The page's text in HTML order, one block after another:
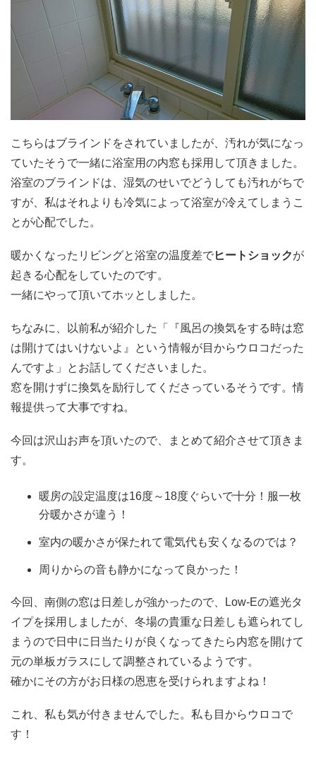
こちらはブラインドをされていましたが、汚れが気になっ
ていたそうで一緒に浴室用の内窓も採用して頂きました。
浴室のブラインドは、湿気のせいでどうしても汚れがちで
すが、私はそれよりも冷気によって浴室が冷えてしまうこ
とが心配でした。
暖かくなったリビングと浴室の温度差でヒートショックが
起きる心配をしていたのです。
一緒にやって頂いてホッとしました。
ちなみに、以前私が紹介した「『風呂の換気をする時は窓
は開けてはいけないよ』という情報が目からウロコだった
んですよ」とお話してくださいました。
窓を開けずに換気を励行してくださっているそうです。情
報提供って大事ですね。
今回は沢山お声を頂いたので、まとめて紹介させて頂きま
す。
暖房の設定温度は16度～18度ぐらいで十分！服一枚
分暖かさが違う！
室内の暖かさが保たれて電気代も安くなるのでは？
周りからの音も静かになって良かった！
今回、南側の窓は日差しが強かったので、Low-Eの遮光タ
イプを採用しましたが、冬場の貴重な日差しも遮られてし
まうので日中に日当たりが良くなってきたら内窓を開けて
元の単板ガラスにして調整されているようです。
確かにその方がお日様の恩恵を受けられますよね！
これ、私も気が付きませんでした。私も目からウロコで
す！